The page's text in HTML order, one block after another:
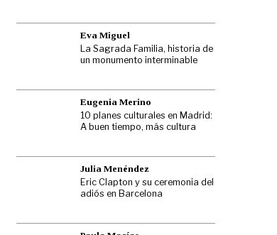
Eva Miguel
La Sagrada Familia, historia de
un monumento interminable
Eugenia Merino
10 planes culturales en Madrid:
A buen tiempo, más cultura
Julia Menéndez
Eric Clapton y su ceremonia del
adiós en Barcelona